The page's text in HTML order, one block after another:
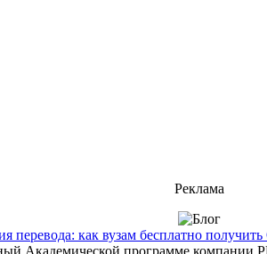
Реклама
перевода: как вузам бесплатно